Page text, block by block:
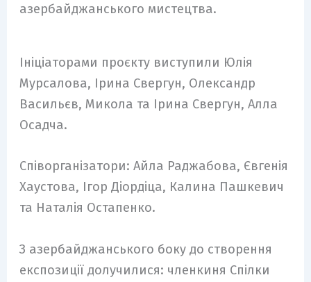
азербайджанського мистецтва.
Ініціаторами проєкту виступили Юлія
Мурсалова, Ірина Свергун, Олександр
Васильєв, Микола та Ірина Свергун, Алла
Осадча.
Співорганізатори: Айлa Раджабова, Євгенія
Хаустова, Ігор Діордіца, Калина Пашкевич
та Наталія Остапенко.
З азербайджанського боку до створення
експозиції долучилися: членкиня Спілки